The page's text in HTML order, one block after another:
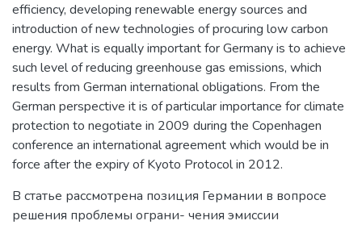
efficiency, developing renewable energy sources and
introduction of new technologies of procuring low carbon
energy. What is equally important for Germany is to achieve
such level of reducing greenhouse gas emissions, which
results from German international obligations. From the
German perspective it is of particular importance for climate
protection to negotiate in 2009 during the Copenhagen
conference an international agreement which would be in
force after the expiry of Kyoto Protocol in 2012.
В статье рассмотрена позиция Германии в вопросе
решения проблемы ограни- чения эмиссии